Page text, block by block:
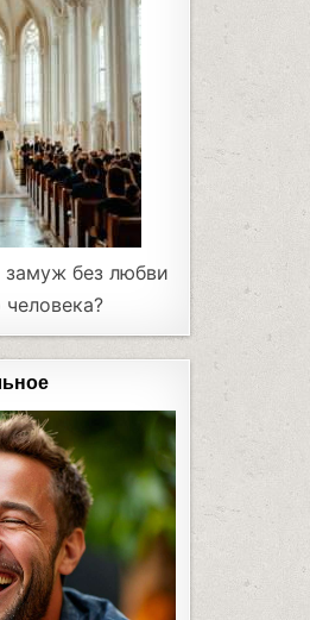
без любви